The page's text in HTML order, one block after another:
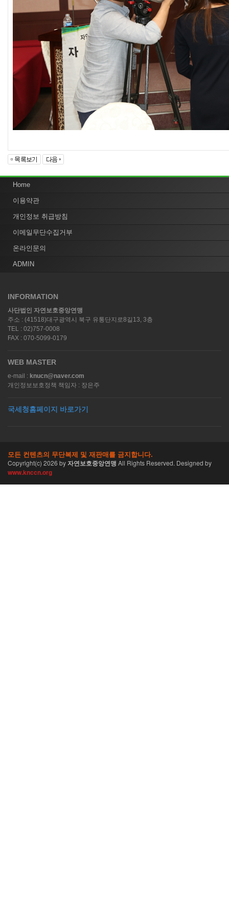
Home
이용약관
개인정보 취급방침
이메일무단수집거부
온라인문의
ADMIN
INFORMATION
사단법인 자연보호중앙연맹
주소 : (41518)대구광역시 북구 유통단지로8길13, 3층
TEL : 02)757-0008
FAX : 070-5099-0179
WEB MASTER
e-mail : knucn@naver.com
개인정보보호정책 책임자 : 장은주
국세청홈페이지 바로가기
모든 컨텐츠의 무단복제 및 재판매를 금지합니다.
Copyright(c) 2026 by자연보호중앙연맹 All Rights Reserved. Designed by
www.knccn.org